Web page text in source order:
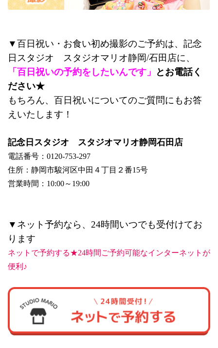
▼百日祝い・お食い初め撮影のご予約は、 記念
日スタジオ
スタジオマリオ静岡/石田店に、
「 百日祝いの予約をしたいんです」
とお電話く
ださい★
もちろん、百日祝いについてのご質問にもお答
えいたします！
記念日スタジオ　スタジオマリオ静岡石田店
電話番号：0120-753-297
住所：静岡市駿河区中田４丁目２番15号
営業時間：10:00～19:00
▼ネット予約なら、24時間いつでも受付けてお
ります
ネットで予約する★24時間ご予約可能なインターネットが
便利♪